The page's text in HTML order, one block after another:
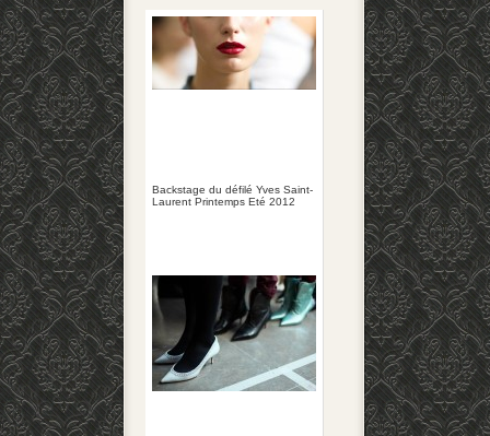
Backstage du défilé Yves Saint-
Laurent Printemps Eté 2012